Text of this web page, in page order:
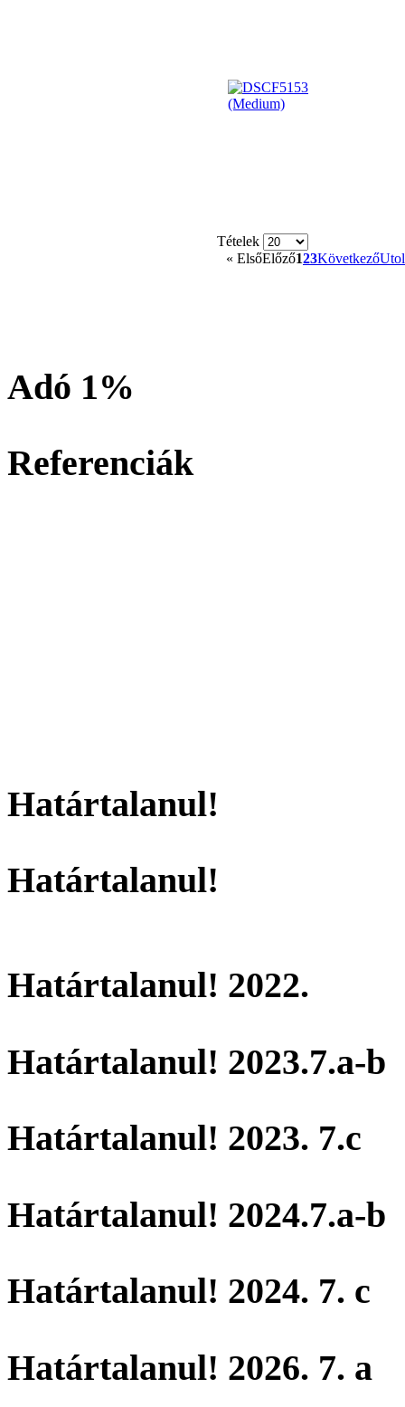
Tételek
« ElsőElőző123Következő
Adó 1%
Referenciák
Határtalanul!
Határtalanul!
Határtalanul! 2022.
Határtalanul! 2023.7.a-b
Határtalanul! 2023. 7.c
Határtalanul! 2024.7.a-b
Határtalanul! 2024. 7. c
Határtalanul! 2026. 7. a